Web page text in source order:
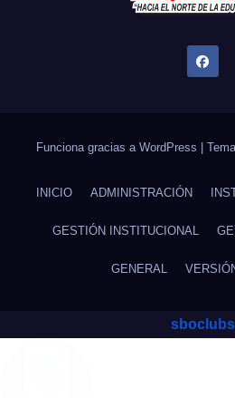
Funciona gracias a WordPress |
INICIO ADMINISTRACIÓN
GESTIÓN INSTITUCIONAL
GENERAL
sboclubs